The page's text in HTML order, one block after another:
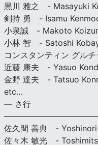
黒川 雅之 - Masayuki
剣持 勇 - Isamu
小泉誠 - Makoto
小林 智 - Satoshi
コンスタンティン グル
近藤 康夫 - Yasuo
金野 達夫 - Tatsuo
etc…
— さ行
佐久間 善典 - Yoshinori
佐々木 敏光 -